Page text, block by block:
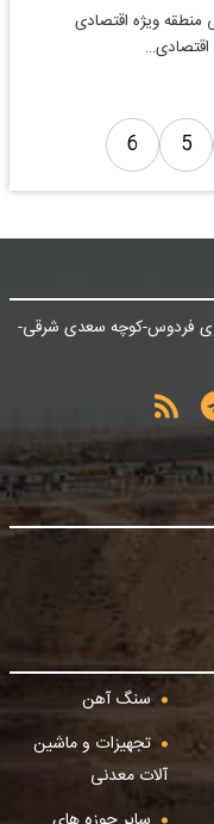
منطقه ویژه اقتصادی
اقتصادی…
5
6
کوی فردوس-کوچه سعدی شرقی-
سنگ آهن
تجهیزات و ماشین
آلات معدنی